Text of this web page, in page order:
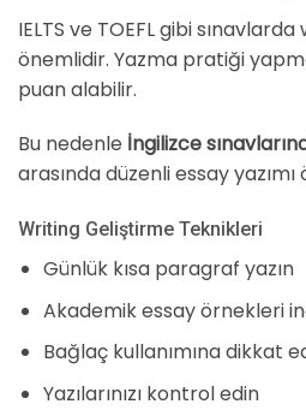
IELTS ve TOEFL gibi
önemlidir. Yazma pratiği
puan alabilir.
Bu nedenle İngilizce
arasında düzenli essay
Writing Geliştirme Teknikleri
Günlük kısa paragraf yazın
Akademik essay örnekleri
Bağlaç kullanımına dikkat
Yazılarınızı kontrol edin